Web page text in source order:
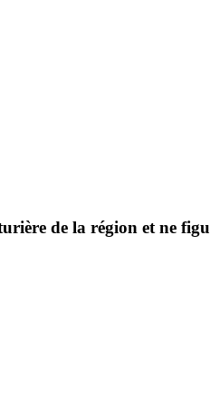
de la région et ne